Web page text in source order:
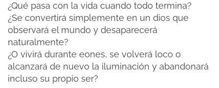
¿Qué pasa con la vida cuando todo termina?
¿Se convertirá simplemente en un dios que
observará el mundo y desaparecerá
naturalmente?
¿O vivirá durante eones, se volverá loco o
alcanzará de nuevo la iluminación y abandonará
incluso su propio ser?